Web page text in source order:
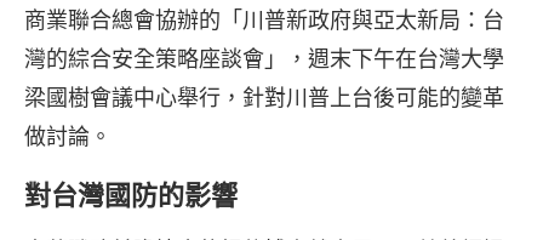
商業聯合總會協辦的「川普新政府與亞太新局：台
灣的綜合安全策略座談會」，週末下午在台灣大學
梁國樹會議中心舉行，針對川普上台後可能的變革
做討論。
對台灣國防的影響